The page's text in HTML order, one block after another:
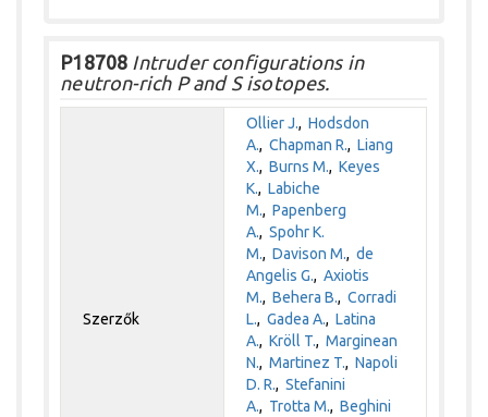
P18708 Intruder configurations in
neutron-rich P and S isotopes.
Szerzők
Ollier J.,Hodsdon
A.,Chapman R.,Liang
X.,Burns M.,Keyes
K.,Labiche
M.,Papenberg
A.,Spohr K.
M.,Davison M.,de
Angelis G.,Axiotis
M.,Behera B.,Corradi
L.,Gadea A.,Latina
A.,Kröll T.,Marginean
N.,Martinez T.,Napoli
D. R.,Stefanini
A., Trotta M.,Beghini